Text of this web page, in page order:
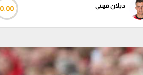
ديلان فيتني 0.00